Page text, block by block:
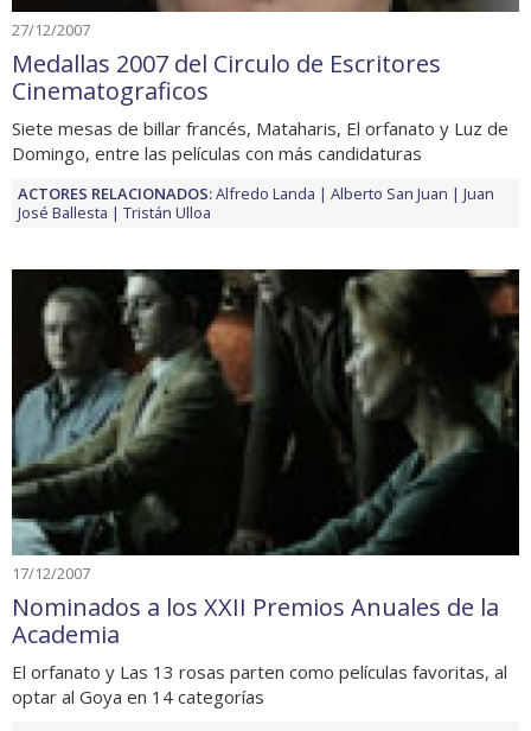
27/12/2007
Medallas 2007 del Circulo de Escritores
Cinematograficos
Siete mesas de billar francés, Mataharis, El orfanato y Luz de
Domingo, entre las películas con más candidaturas
ACTORES RELACIONADOS:Alfredo Landa Alberto San Juan
Juan
José Ballesta
Tristán Ulloa
17/12/2007
Nominados a los XXII Premios Anuales de la
Academia
El orfanato y Las 13 rosas parten como películas favoritas, al
optar al Goya en 14 categorías